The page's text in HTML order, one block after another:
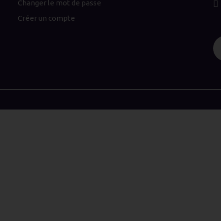
Changer le mot de passe
Créer un compte